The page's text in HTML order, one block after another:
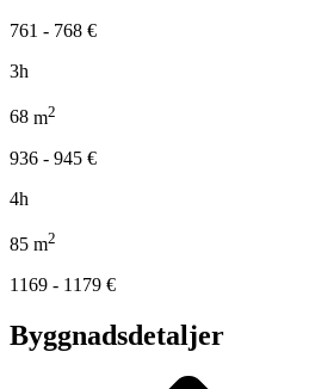
761 - 768 €
3h
68 m2
936 - 945 €
4h
85 m2
1169 - 1179 €
Byggnadsdetaljer